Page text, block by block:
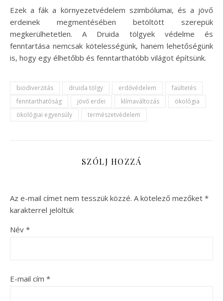
Ezek a fák a környezetvédelem szimbólumai, és a jövő
erdeinek megmentésében betöltött szerepük
megkerülhetetlen. A Druida tölgyek védelme és
fenntartása nemcsak kötelességünk, hanem lehetőségünk
is, hogy egy élhetőbb és fenntarthatóbb világot építsünk.
biodiverzitás druida tölgy erdővédelem
faültetés
fenntarthatóság
jövő erdei klímaváltozás
ökológia
ökológiai egyensúly
természetvédelem
SZÓLJ HOZZÁ
Az e-mail címet nem tesszük közzé. A kötelező mezőket *
karakterrel jelöltük
Név *
E-mail cím *